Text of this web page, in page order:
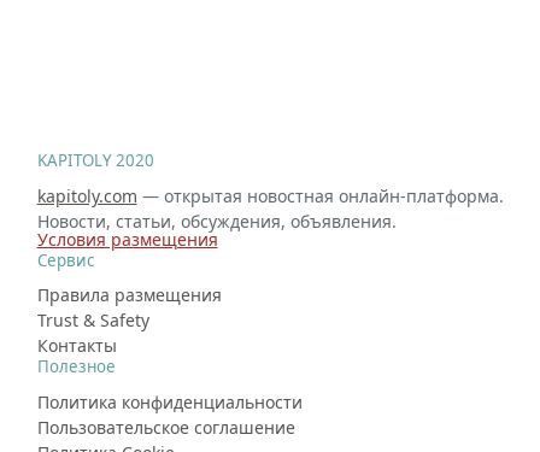
KAPITOLY 2020
kapitoly.com — открытая новостная онлайн-платформа.
Новости, статьи, обсуждения, объявления.
Условия размещения
Сервис
Правила размещения
Trust & Safety
Контакты
Полезное
Политика конфиденциальности
Пользовательское соглашение